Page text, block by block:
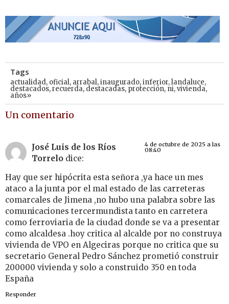
Tags
actualidad, oficial, arrabal,inaugurado,inferior,landaluce,
destacados,recuerda, destacadas, protección, ni,vivienda,
años»
Un comentario
José Luis de los Ríos
Torrelo dice:
4 de octubre de 2025 a las
08:40
Hay que ser hipócrita esta señora ,ya hace un mes
ataco a la junta por el mal estado de las carreteras
comarcales de Jimena ,no hubo una palabra sobre las
comunicaciones tercermundista tanto en carretera
como ferroviaria de la ciudad donde se va a presentar
como alcaldesa .hoy critica al alcalde por no construya
vivienda de VPO en Algeciras porque no critica que su
secretario General Pedro Sánchez prometió construir
200000 vivienda y solo a construido 350 en toda
España
Responder